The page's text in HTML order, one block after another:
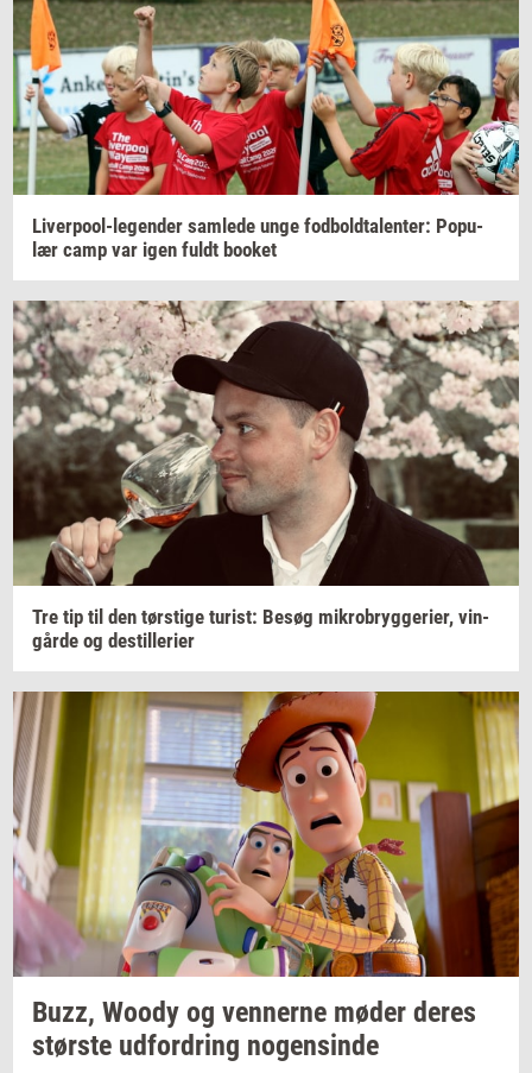
Liverpool-​legender sam­le­de unge fod­bold­ta­len­ter: Po­pu­
lær camp var igen fuldt boo­k­et
Tre tip til den tørsti­ge turist: Besøg mi­kro­bryg­ge­ri­er, vin­
går­de og destil­le­ri­er
Buzz, Woody og ven­ner­ne møder deres
stør­ste ud­for­dring no­gen­sin­de